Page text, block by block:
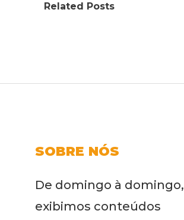
Related Posts
SOBRE NÓS
De domingo à domingo,
exibimos conteúdos